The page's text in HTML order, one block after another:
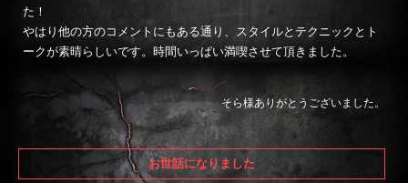
た！
やはり他の方のコメントにもある通り、スタイルとテクニックとト
ークが素晴らしいです。時間いっぱい満喫させて頂きました。
そら様ありがとうございました。
お世話になりました